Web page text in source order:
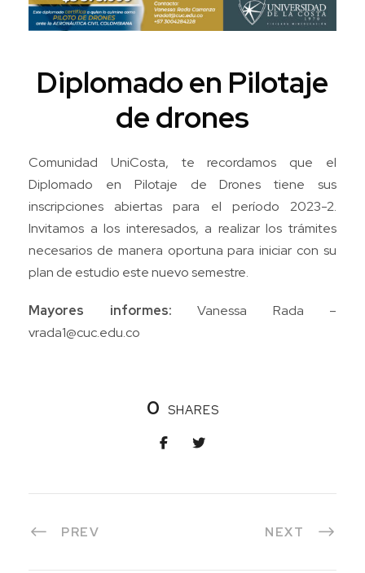
Diplomado en Pilotaje
de drones
Comunidad UniCosta, te recordamos que el
Diplomado en Pilotaje de Drones tiene sus
inscripciones abiertas para el período 2023-2.
Invitamos a los interesados, a realizar los trámites
necesarios de manera oportuna para iniciar con su
plan de estudio este nuevo semestre.
Mayores informes: Vanessa Rada –
vrada1@cuc.edu.co
0 SHARES
PREV NEXT